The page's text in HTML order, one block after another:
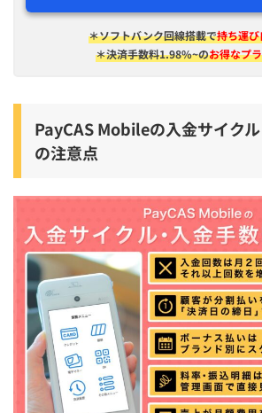
＊ソフトバンク回線搭載で持ち運
＊決済手数料1.98%~のお得なプ
PayCAS Mobileの入金サイク
の注意点